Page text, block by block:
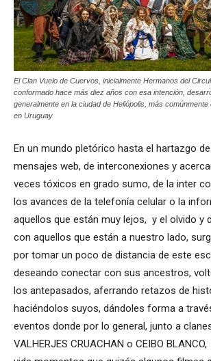
El Clan Vuelo de Cuervos, inicialmente Hermanos del
conformado hace más diez años con esa intención,
generalmente en la ciudad de Heliópolis, más
en Uruguay
En un mundo pletórico hasta el hartazgo
mensajes web, de interconexiones y
veces tóxicos en grado sumo, de la inter
los avances de la telefonía celular o la
aquellos que están muy lejos, y el olvido y
con aquellos que están a nuestro lado,
por tomar un poco de distancia de este
deseando conectar con sus ancestros,
los antepasados, aferrando retazos de
haciéndolos suyos, dándoles forma a
eventos donde por lo general, junto a
VALHERJES CRUACHAN o CEIBO